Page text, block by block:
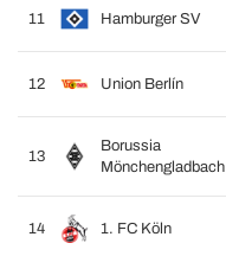
11 Hamburger SV
12 Union Berlín
13
Borussia
Mönchengladbach
14 1. FC Köln